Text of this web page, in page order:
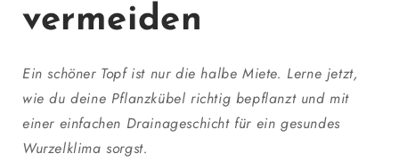
vermeiden
Ein schöner Topf ist nur die halbe Miete. Lerne jetzt,
wie du deine Pflanzkübel richtig bepflanzt und mit
einer einfachen Drainageschicht für ein gesundes
Wurzelklima sorgst.